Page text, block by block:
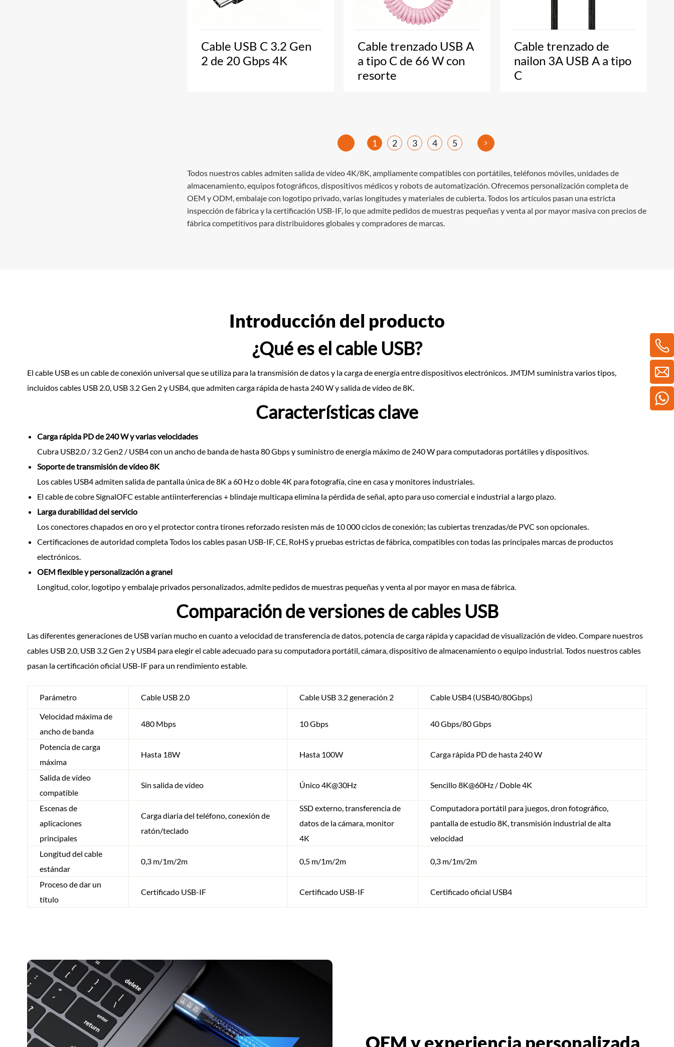
Cable USB C 3.2 Gen
2 de 20 Gbps 4K
Cable trenzado USB A
a tipo C de 66 W con
resorte
Cable trenzado de
nailon 3A USB A a tipo
C
1 2 3 4 5 >
Todos nuestros cables admiten salida de vídeo 4K/8K, ampliamente compatibles con portátiles, teléfonos móviles, unidades de
almacenamiento, equipos fotográficos, dispositivos médicos y robots de automatización. Ofrecemos personalización completa de
OEM y ODM, embalaje con logotipo privado, varias longitudes y materiales de cubierta. Todos los artículos pasan una estricta
inspección de fábrica y la certificación USB-IF, lo que admite pedidos de muestras pequeñas y venta al por mayor masiva con precios de
fábrica competitivos para distribuidores globales y compradores de marcas.
Introducción del producto
¿Qué es el cable USB?
El cable USB es un cable de conexión universal que se utiliza para la transmisión de datos y la carga de energía entre dispositivos electrónicos. JMTJM suministra varios tipos,
incluidos cables USB 2.0, USB 3.2 Gen 2 y USB4, que admiten carga rápida de hasta 240 W y salida de vídeo de 8K.
Características clave
Carga rápida PD de 240 W y varias velocidades
Cubra USB2.0 / 3.2 Gen2 / USB4 con un ancho de banda de hasta 80 Gbps y suministro de energía máximo de 240 W para computadoras portátiles y dispositivos.
Soporte de transmisión de vídeo 8K
Los cables USB4 admiten salida de pantalla única de 8K a 60 Hz o doble 4K para fotografía, cine en casa y monitores industriales.
El cable de cobre SignalOFC estable antiinterferencias + blindaje multicapa elimina la pérdida de señal, apto para uso comercial e industrial a largo plazo.
Larga durabilidad del servicio
Los conectores chapados en oro y el protector contra tirones reforzado resisten más de 10 000 ciclos de conexión; las cubiertas trenzadas/de PVC son opcionales.
Certificaciones de autoridad completa Todos los cables pasan USB-IF, CE, RoHS y pruebas estrictas de fábrica, compatibles con todas las principales marcas de productos
electrónicos.
OEM flexible y personalización a granel
Longitud, color, logotipo y embalaje privados personalizados, admite pedidos de muestras pequeñas y venta al por mayor en masa de fábrica.
Comparación de versiones de cables USB
Las diferentes generaciones de USB varían mucho en cuanto a velocidad de transferencia de datos, potencia de carga rápida y capacidad de visualización de video. Compare nuestros
cables USB 2.0, USB 3.2 Gen 2 y USB4 para elegir el cable adecuado para su computadora portátil, cámara, dispositivo de almacenamiento o equipo industrial. Todos nuestros cables
pasan la certificación oficial USB-IF para un rendimiento estable.
Parámetro Cable USB 2.0 Cable USB 3.2 generación 2
Cable USB4 (USB40/80Gbps)
Velocidad máxima de
ancho de banda
480 Mbps 10 Gbps 40 Gbps/80 Gbps
Potencia de carga
máxima
Hasta 18W Hasta 100W Carga rápida PD de hasta 240 W
Salida de vídeo
compatible
Sin salida de vídeo Único 4K@30Hz Sencillo 8K@60Hz / Doble 4K
Escenas de
aplicaciones
principales
Carga diaria del teléfono, conexión de
ratón/teclado
SSD externo, transferencia de
datos de la cámara, monitor
4K
Computadora portátil para juegos, dron fotográfico,
pantalla de estudio 8K, transmisión industrial de alta
velocidad
Longitud del cable
estándar
0,3 m/1m/2m 0,5 m/1m/2m 0,3 m/1m/2m
Proceso de dar un
título
Certificado USB-IF Certificado USB-IF Certificado oficial USB4
OEM y experiencia personalizada